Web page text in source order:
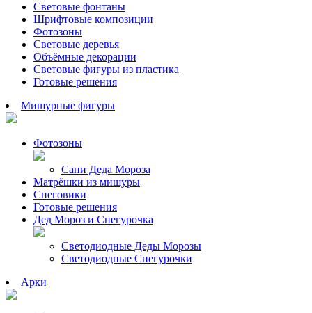
Световые фонтаны
Шрифтовые композиции
Фотозоны
Световые деревья
Объёмные декорации
Световые фигуры из пластика
Готовые решения
Мишурные фигуры
Фотозоны
Сани Деда Мороза
Матрёшки из мишуры
Снеговики
Готовые решения
Дед Мороз и Снегурочка
Светодиодные Деды Морозы
Светодиодные Снегурочки
Арки